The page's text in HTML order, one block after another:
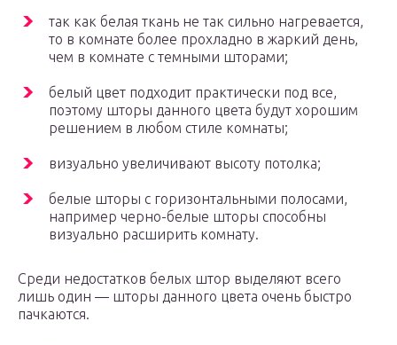
так как белая ткань не так сильно нагревается,
то в комнате более прохладно в жаркий день,
чем в комнате с темными шторами;
белый цвет подходит практически под все,
поэтому шторы данного цвета будут хорошим
решением в любом стиле комнаты;
визуально увеличивают высоту потолка;
белые шторы с горизонтальными полосами,
например черно-белые шторы способны
визуально расширить комнату.
Среди недостатков белых штор выделяют всего
лишь один — шторы данного цвета очень быстро
пачкаются.